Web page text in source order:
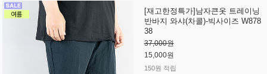
[재고한정특가]남자큰옷 트레이닝
반바지 와샤(차콜)-빅사이즈 W878
38
37,000원
15,000원
150원 적립